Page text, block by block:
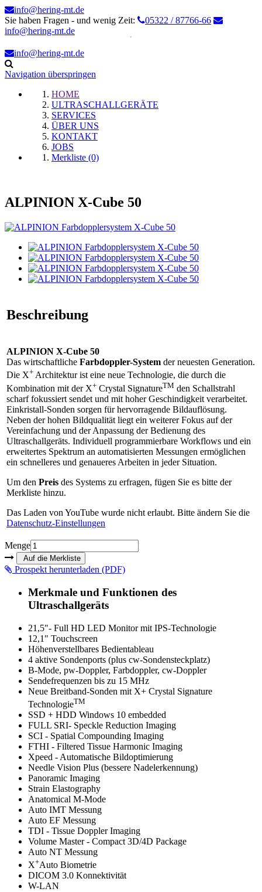
info@hering-mt.de
Sie haben Fragen - und wenig Zeit:
05322 / 87766-66
info@hering-mt.de
info@hering-mt.de
Navigation überspringen
HOME
ULTRASCHALLGERÄTE
SERVICES
ÜBER UNS
KONTAKT
JOBS
Merkliste (0)
ALPINION X-Cube 50
Beschreibung
ALPINION X-Cube 50
Das wirtschaftliche Farbdoppler-System der neuesten Generation.
Die X+ Architektur ist eine neue Technologie, die durch die
Kombination mit der X+ Crystal SignatureTM den Schallstrahl
scharf fokussiert sendet und mit hoher Geschindigkeit verarbeitet.
Einkristall-Sonden sorgen für hervorragende Bildauflösung.
Neben der hohen Bildqualität liegt ein weiterer Fokus auf der
Vereinfachung und der Anpassung der Bedienung des
Ultraschallgeräts. Individuell programmierbare Workflows und ein
erweitertes Spektrum an automatisierten Messungen ermöglichen
ein schnelleres und genaueres Arbeiten in jeder Situation.
Um den Preis des Systems zu erfragen, fügen Sie es bitte der
Merkliste hinzu.
Das Laden von YouTube wurde nicht erlaubt. Bitte ändern Sie die
Datenschutz-Einstellungen
Menge
Prospekt herunterladen (PDF)
Merkmale und Funktionen des
Ultraschallgeräts
21,5"- Full HD LED Monitor mit IPS-Technologie
12,1" Touchscreen
Höhenverstellbares Bedientableau
4 aktive Sondenports (plus cw-Sondensteckplatz)
B-Mode, pw-Doppler, Farbdoppler, cw-Doppler
Sendefrequenzen bis zu 15 MHz
Neue Breitband-Sonden mit X+ Crystal Signature
TechnologieTM
SSD + HDD Windows 10 embedded
FULL SRI- Speckle Reduction Imaging
SCI - Spatial Compounding Imaging
FTHI - Filtered Tissue Harmonic Imaging
Xpeed - Automatische Bildoptimierung
Needle Vision Plus (bessere Nadelerkennung)
Panoramic Imaging
Strain Elastography
Anatomical M-Mode
Auto IMT Messung
Auto EF Messung
TDI - Tissue Doppler Imaging
Volume Master - Compact 3D/4D Package
Auto NT Messung
X+Auto Biometrie
DICOM 3.0 Konnektivität
W-LAN